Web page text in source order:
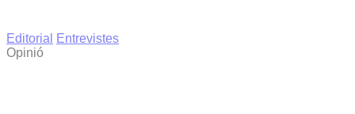
Editorial
Entrevistes
Opinió